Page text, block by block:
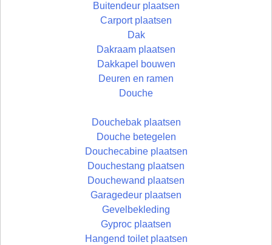
Buitendeur plaatsen
Carport plaatsen
Dak
Dakraam plaatsen
Dakkapel bouwen
Deuren en ramen
Douche
Douchebak plaatsen
Douche betegelen
Douchecabine plaatsen
Douchestang plaatsen
Douchewand plaatsen
Garagedeur plaatsen
Gevelbekleding
Gyproc plaatsen
Hangend toilet plaatsen